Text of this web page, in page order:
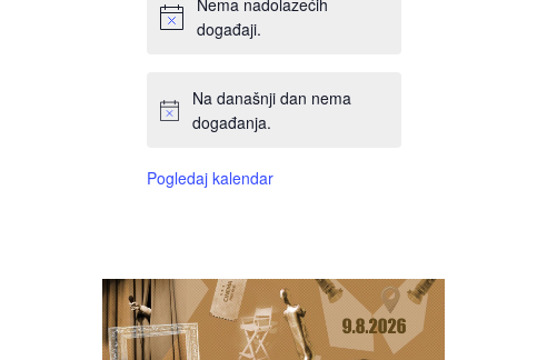
Nema nadolazećih
događaji.
Na današnji dan nema
događanja.
Pogledaj kalendar